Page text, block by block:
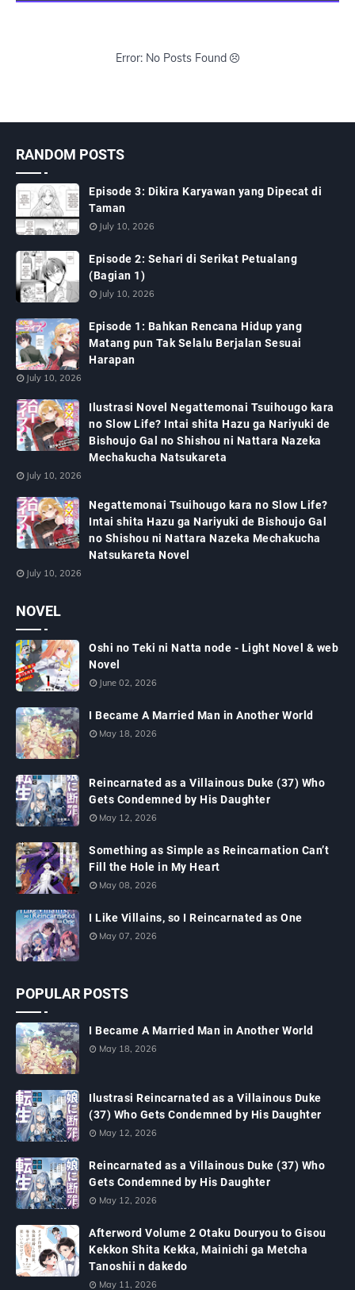
Error: No Posts Found
RANDOM POSTS
Episode 3: Dikira Karyawan yang Dipecat di
Taman
July 10, 2026
Episode 2: Sehari di Serikat Petualang
(Bagian 1)
July 10, 2026
Episode 1: Bahkan Rencana Hidup yang
Matang pun Tak Selalu Berjalan Sesuai
Harapan
July 10, 2026
Ilustrasi Novel Negattemonai Tsuihougo kara
no Slow Life? Intai shita Hazu ga Nariyuki de
Bishoujo Gal no Shishou ni Nattara Nazeka
Mechakucha Natsukareta
July 10, 2026
Negattemonai Tsuihougo kara no Slow Life?
Intai shita Hazu ga Nariyuki de Bishoujo Gal
no Shishou ni Nattara Nazeka Mechakucha
Natsukareta Novel
July 10, 2026
NOVEL
Oshi no Teki ni Natta node - Light Novel & web
Novel
June 02, 2026
I Became A Married Man in Another World
May 18, 2026
Reincarnated as a Villainous Duke (37) Who
Gets Condemned by His Daughter
May 12, 2026
Something as Simple as Reincarnation Can’t
Fill the Hole in My Heart
May 08, 2026
I Like Villains, so I Reincarnated as One
May 07, 2026
POPULAR POSTS
I Became A Married Man in Another World
May 18, 2026
Ilustrasi Reincarnated as a Villainous Duke
(37) Who Gets Condemned by His Daughter
May 12, 2026
Reincarnated as a Villainous Duke (37) Who
Gets Condemned by His Daughter
May 12, 2026
Afterword Volume 2 Otaku Douryou to Gisou
Kekkon Shita Kekka, Mainichi ga Metcha
Tanoshii n dakedo
May 11, 2026